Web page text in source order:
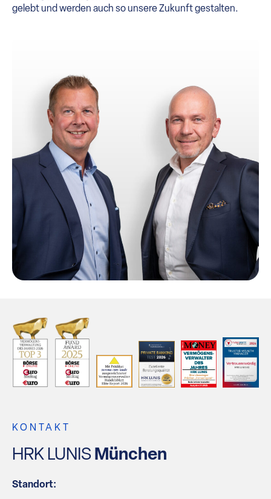
gelebt und werden auch so unsere Zukunft gestalten.
KONTAKT
HRK LUNISMünchen
Standort: